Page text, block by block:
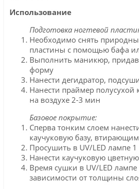
Использование
Подготовка ногтевой
Необходимо снять
пластины с помощью бафа
Выполнить маникюр,
форму
Нанести дегидратор,
Нанести праймер полусухой
на воздухе 2-3 мин
Базовое покрытие:
Сперва тонким слоем
каучуковую базу,
Просушить в UV/LED лампе
Нанести каучуковую
Время сушки в UV/LED
зависимости от толщины